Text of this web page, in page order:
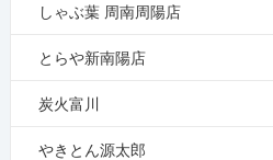
しゃぶ葉 周南周陽店
とらや新南陽店
炭火富川
やきとん源太郎